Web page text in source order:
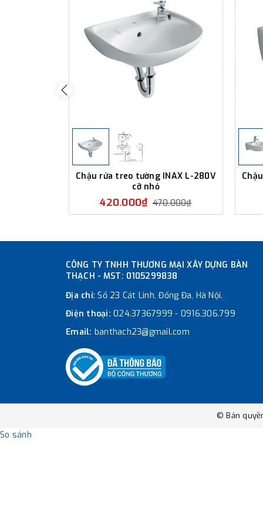
Chậu rửa treo tường INAX L-280V
cỡ nhỏ
420.000₫ 470.000₫
CÔNG TY TNHH THƯƠNG MẠI XÂY DỰNG BÀN
THẠCH - MST: 0105299838
Địa chỉ:Số 23 Cát Linh, Đống Đa, Hà Nội.
Điện thoại: 024.37367999 - 0916.306.799
Email: banthach23@gmail.com
© Bản
So sánh